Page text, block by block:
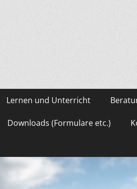
Lernen und Unterricht
Downloads (Formulare etc.)